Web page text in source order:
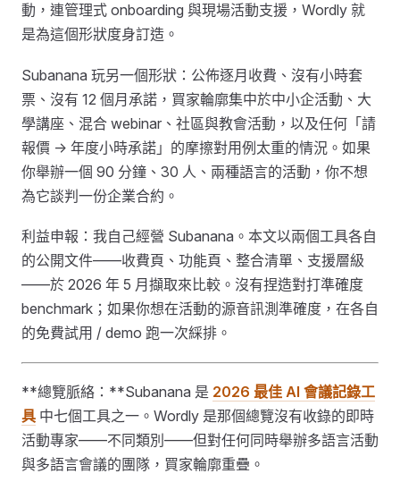
動，連管理式 onboarding 與現場活動支援，Wordly 就
是為這個形狀度身訂造。
Subanana 玩另一個形狀：公佈逐月收費、沒有小時套
票、沒有 12 個月承諾，買家輪廓集中於中小企活動、大
學講座、混合 webinar、社區與教會活動，以及任何「請
報價 → 年度小時承諾」的摩擦對用例太重的情況。如果
你舉辦一個 90 分鐘、30 人、兩種語言的活動，你不想
為它談判一份企業合約。
利益申報：我自己經營 Subanana。本文以兩個工具各自
的公開文件——收費頁、功能頁、整合清單、支援層級
——於 2026 年 5 月擷取來比較。沒有捏造對打準確度
benchmark；如果你想在活動的源音訊測準確度，在各自
的免費試用 / demo 跑一次綵排。
**總覽脈絡：**Subanana 是 2026 最佳 AI 會議記錄工
具 中七個工具之一。Wordly 是那個總覽沒有收錄的即時
活動專家——不同類別——但對任何同時舉辦多語言活動
與多語言會議的團隊，買家輪廓重疊。